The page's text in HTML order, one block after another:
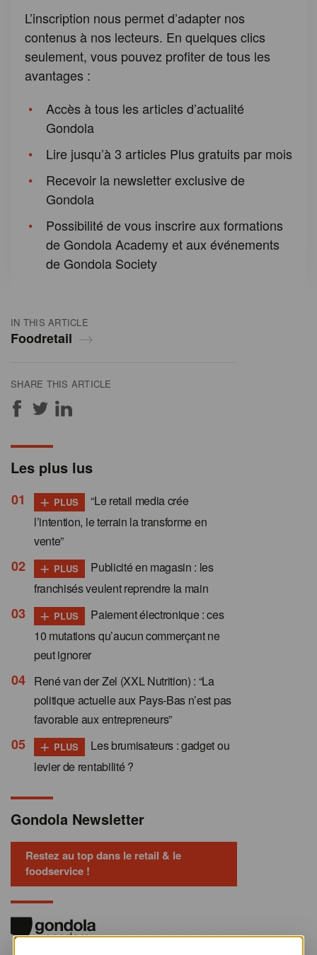
IN THIS ARTICLE
Foodretail
SHARE THIS ARTICLE
L’inscription nous permet d’adapter nos
contenus à nos lecteurs. En quelques clics
seulement, vous pouvez profiter de tous les
avantages :
Accès à tous les articles d’actualité
Gondola
Lire jusqu’à 3 articles Plus gratuits par mois
Recevoir la newsletter exclusive de
Gondola
Possibilité de vous inscrire aux formations
de Gondola Academy et aux événements
de Gondola Society
Les plus lus
+ PLUS
“Le retail media crée
l’intention, le terrain la transforme en
vente”
+ PLUS
Publicité en magasin : les
franchisés veulent reprendre la main
+ PLUS
Paiement électronique : ces
10 mutations qu’aucun commerçant ne
peut ignorer
René van der Zel (XXL Nutrition) : “La
politique actuelle aux Pays-Bas n’est pas
favorable aux entrepreneurs”
+ PLUS
Les brumisateurs : gadget ou
levier de rentabilité ?
Gondola Newsletter
Restez au top dans le retail & le
foodservice !